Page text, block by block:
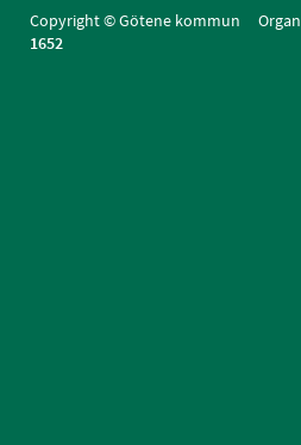
Copyright © Götene kommun
1652